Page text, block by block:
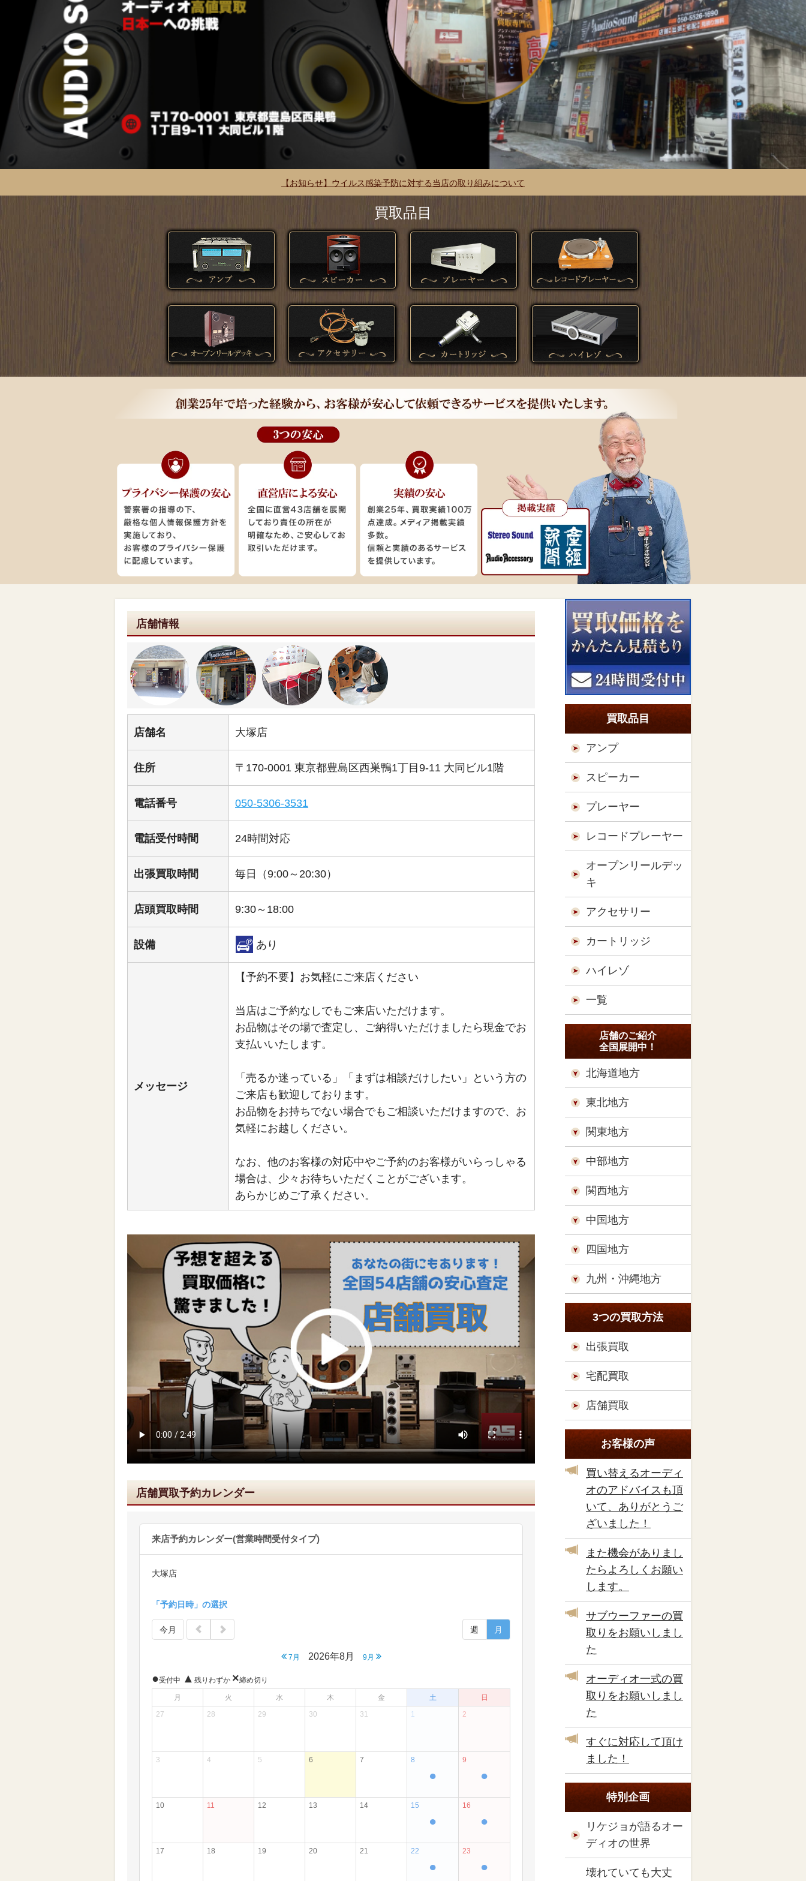
【お知らせ】ウイルス感染予防に対する当店の取り組みについて
買取品目
店舗情報
店舗名 大塚店
住所 〒170-0001 東京都豊島区西巣鴨1丁目9-11 大同ビル1階
電話番号 050-5306-3531
電話受付時間 24時間対応
出張買取時間 毎日（9:00～20:30）
店頭買取時間 9:30～18:00
設備 あり
メッセージ
【予約不要】お気軽にご来店ください
当店はご予約なしでもご来店いただけます。
お品物はその場で査定し、ご納得いただけましたら現金でお
支払いいたします。
「売るか迷っている」「まずは相談だけしたい」という方の
ご来店も歓迎しております。
お品物をお持ちでない場合でもご相談いただけますので、お
気軽にお越しください。
なお、他のお客様の対応中やご予約のお客様がいらっしゃる
場合は、少々お待ちいただくことがございます。
あらかじめご了承ください。
店舗買取予約カレンダー
買取品目
アンプ
スピーカー
プレーヤー
レコードプレーヤー
オープンリールデッ
キ
アクセサリー
カートリッジ
ハイレゾ
一覧
店舗のご紹介
全国展開中！
北海道地方
東北地方
関東地方
中部地方
関西地方
中国地方
四国地方
九州・沖縄地方
3つの買取方法
出張買取
宅配買取
店舗買取
お客様の声
買い替えるオーディ
オのアドバイスも頂
いて、ありがとうご
ざいました！
また機会がありまし
たらよろしくお願い
します。
サブウーファーの買
取りをお願いしまし
た
オーディオ一式の買
取りをお願いしまし
た
すぐに対応して頂け
ました！
特別企画
リケジョが語るオー
ディオの世界
壊れていても大丈